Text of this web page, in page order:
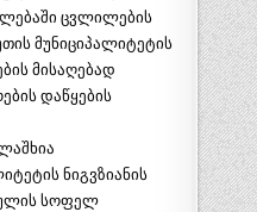
ცვლილების
მუნიციპალიტეტის
მისაღებად
დაწყების
ნიგვზიანის
სოფელ